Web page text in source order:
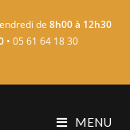
de 8h00 à 12h30
• 05 61 64 18 30
MENU